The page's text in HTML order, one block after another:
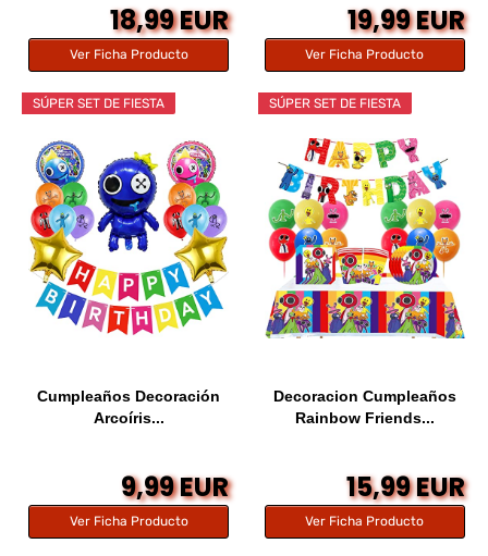
18,99 EUR
Ver Ficha Producto
19,99 EUR
Ver Ficha Producto
SÚPER SET DE FIESTA
Cumpleaños Decoración
Arcoíris...
9,99 EUR
Ver Ficha Producto
SÚPER SET DE FIESTA
Decoracion Cumpleaños
Rainbow Friends...
15,99 EUR
Ver Ficha Producto